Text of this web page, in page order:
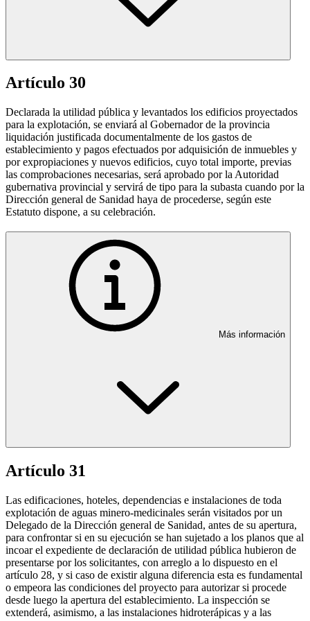
Artículo 30
Declarada la utilidad pública y levantados los edificios proyectados
para la explotación, se enviará al Gobernador de la provincia
liquidación justificada documentalmente de los gastos de
establecimiento y pagos efectuados por adquisición de inmuebles y
por expropiaciones y nuevos edificios, cuyo total importe, previas
las comprobaciones necesarias, será aprobado por la Autoridad
gubernativa provincial y servirá de tipo para la subasta cuando por la
Dirección general de Sanidad haya de procederse, según este
Estatuto dispone, a su celebración.
Más información
Artículo 31
Las edificaciones, hoteles, dependencias e instalaciones de toda
explotación de aguas minero-medicinales serán visitados por un
Delegado de la Dirección general de Sanidad, antes de su apertura,
para confrontar si en su ejecución se han sujetado a los planos que al
incoar el expediente de declaración de utilidad pública hubieron de
presentarse por los solicitantes, con arreglo a lo dispuesto en el
artículo 28, y si caso de existir alguna diferencia esta es fundamental
o empeora las condiciones del proyecto para autorizar si procede
desde luego la apertura del establecimiento. La inspección se
extenderá, asimismo, a las instalaciones hidroterápicas y a las